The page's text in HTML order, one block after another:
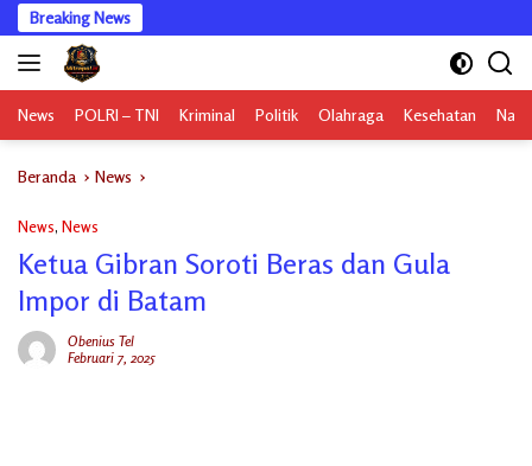
Langsung
ke
konten
Breaking News
News POLRI – TNI Kriminal Politik Olahraga Kesehatan
Beranda News
News, News
Ketua Gibran Soroti Beras dan Gula
Impor di Batam
Obenius Tel
Februari 7, 2025